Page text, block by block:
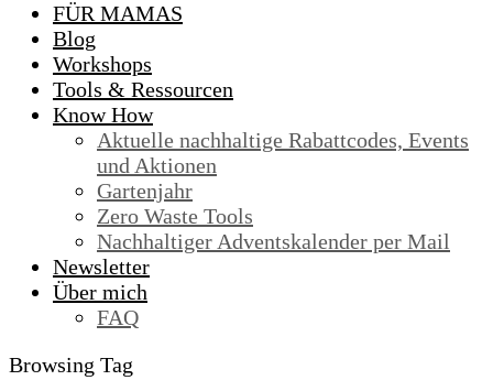
FÜR MAMAS
Blog
Workshops
Tools & Ressourcen
Know How
Aktuelle nachhaltige Rabattcodes, Events
und Aktionen
Gartenjahr
Zero Waste Tools
Nachhaltiger Adventskalender per Mail
Newsletter
Über mich
FAQ
Browsing Tag